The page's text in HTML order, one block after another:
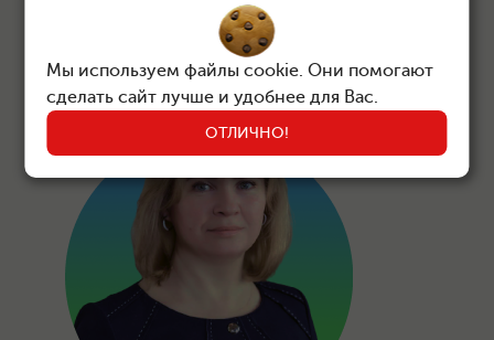
Мы используем файлы cookie. Они помогают
сделать сайт лучше и удобнее для Вас.
ОТЛИЧНО!